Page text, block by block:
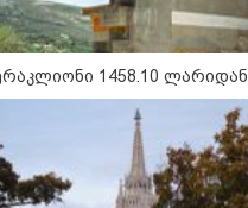
ინფორმაცია
1458.10 ლარიდან